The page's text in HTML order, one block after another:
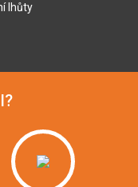
lhůty